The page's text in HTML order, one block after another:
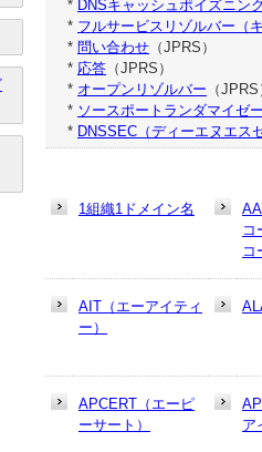
* DNSキャッシュポイズニン
* フルサービスリゾルバー（
* 問い合わせ （JPRS）
* 応答 （JPRS）
* オープンリゾルバー （
* ソースポートランダマイゼ
* DNSSEC（ディーエヌエス
1組織1ドメイン名
コ
コ
AIT（エーアイティ
ー）
APCERT（エーピ
ーサート）
ア